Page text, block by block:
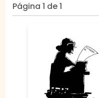
Página 1 de 1